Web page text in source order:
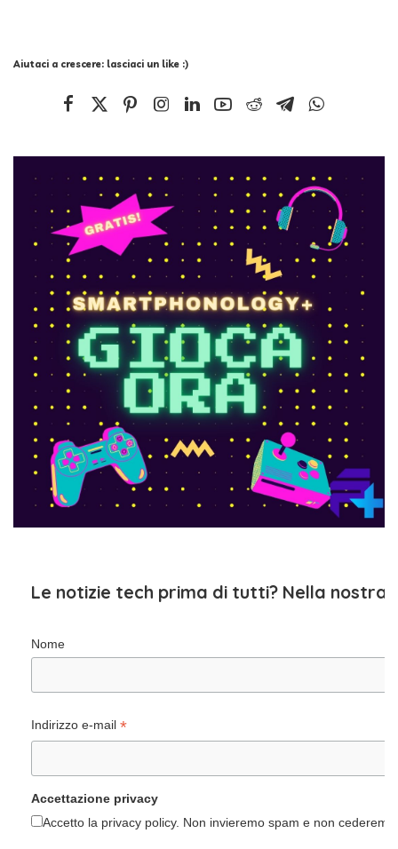
Aiutaci a crescere: lasciaci un like :)
Le notizie tech prima di tutti? Nella nostra
Nome
Indirizzo e-mail *
Accettazione privacy
Accetto la privacy policy. Non invieremo spam e non